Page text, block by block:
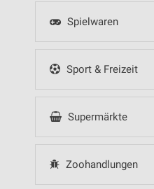
Spielwaren
Sport & Freizeit
Supermärkte
Zoohandlungen